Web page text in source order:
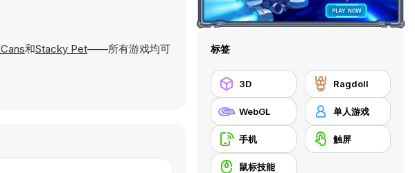
和Stacky Pet——所有游戏均可 标签
3D Ragdoll
WebGL 单人游戏
手机 触屏
鼠标技能